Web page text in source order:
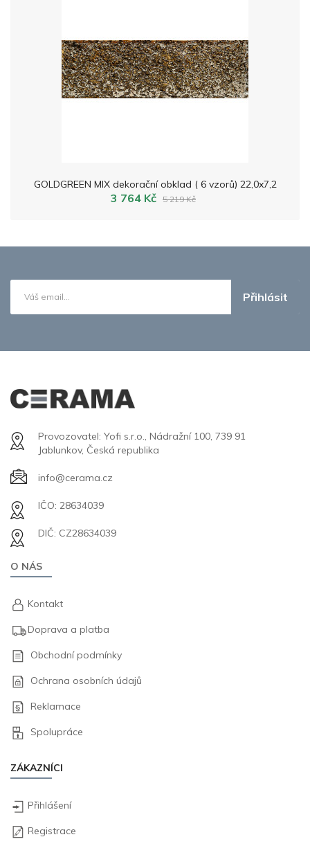
GOLDGREEN MIX dekorační obklad ( 6 vzorů) 22,0x7,2
3 764 Kč 5 219 Kč
Přihlásit
Provozovatel: Yofi s.r.o., Nádražní 100, 739 91
Jablunkov, Česká republika
info@cerama.cz
IČO: 28634039
DIČ: CZ28634039
O NÁS
Kontakt
Doprava a platba
Obchodní podmínky
Ochrana osobních údajů
Reklamace
Spolupráce
ZÁKAZNÍCI
Přihlášení
Registrace